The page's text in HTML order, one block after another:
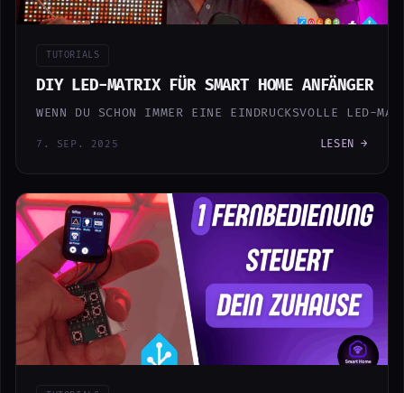
TUTORIALS
DIY LED-MATRIX FÜR SMART HOME ANFÄNGER
WENN DU SCHON IMMER EINE EINDRUCKSVOLLE LED-
7. SEP. 2025 LESEN →